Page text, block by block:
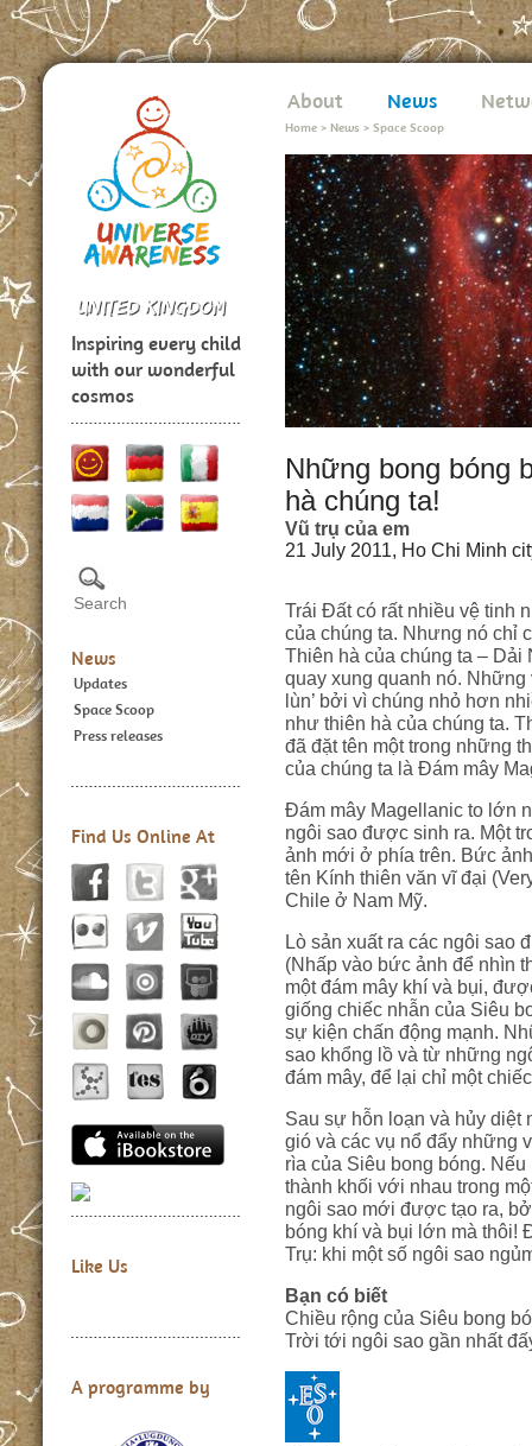
Inspiring every child
with our wonderful
cosmos
News
Updates
Space Scoop
Press releases
Find Us Online At
Like Us
A programme by
About News
Home > News > Space Scoop
Những bong bóng
hà chúng ta!
Vũ trụ của em
21 July 2011, Ho Chi Minh
Trái Đất có rất nhiều vệ tinh
của chúng ta. Nhưng nó chỉ
Thiên hà của chúng ta – Dải
quay xung quanh nó.
lùn’ bởi vì chúng nhỏ hơn
như thiên hà của chúng ta.
đã đặt tên một trong những
của chúng ta là Đám mây
Đám mây Magellanic to lớn
ngôi sao được sinh ra. Một
ảnh mới ở phía trên. Bức
tên Kính thiên văn vĩ đại
Chile ở Nam Mỹ.
Lò sản xuất ra các ngôi sao
(Nhấp vào bức ảnh để nhìn
một đám mây khí và bụi,
giống chiếc nhẫn của Siêu
sự kiện chấn động mạnh.
sao khổng lồ và từ những
đám mây, để lại chỉ một
Sau sự hỗn loạn và hủy
gió và các vụ nổ đẩy những
rìa của Siêu bong bóng.
thành khối với nhau trong
ngôi sao mới được tạo ra,
bóng khí và bụi lớn mà thôi!
Trụ: khi một số ngôi sao
Bạn có biết
Chiều rộng của Siêu bong
Trời tới ngôi sao gần nhất